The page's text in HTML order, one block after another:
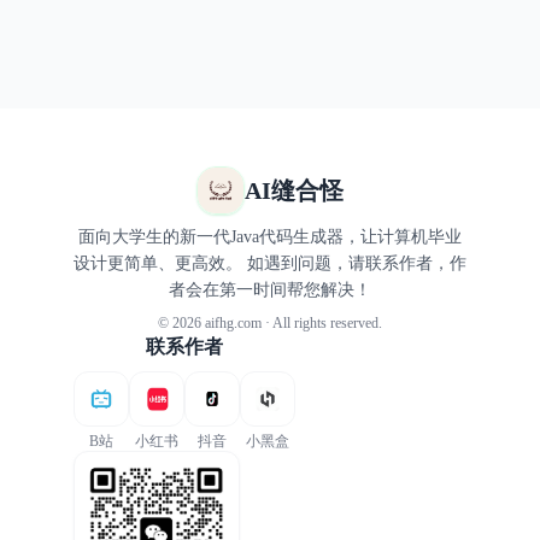
AI缝合怪
面向大学生的新一代Java代码生成器，让计算机毕业
设计更简单、更高效。 如遇到问题，请联系作者，作
者会在第一时间帮您解决！
© 2026 aifhg.com · All rights reserved.
联系作者
B站 小红书 抖音 小黑盒